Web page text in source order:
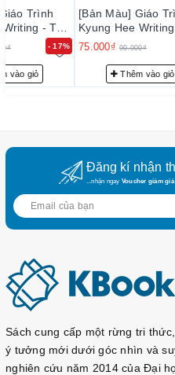
1. Khi đặt hàng tại website
được đảm bảo sử dụng dịch
nhanh chóng, theo dõi đơn
2. Sách được gửi qua các
ngày, HCM 3~ 5 ngày...
30k, về HCM nội thành
xa có thể thêm 1 chút .
- 17%
Trình
- Tập
어 쓰기 2
vào giỏ
[Bản Màu] Giáo
Kyung Hee Writing
2 - 경희 한국어 쓰
75.000₫ 90.000₫
Thêm vào giỏ
Đăng kí nhận
...nhận ngay Voucher giảm giá
Sách cung cấp một rừng tri
ý tưởng mới dưới góc nhìn và
nghiên cứu năm 2014 của Đại